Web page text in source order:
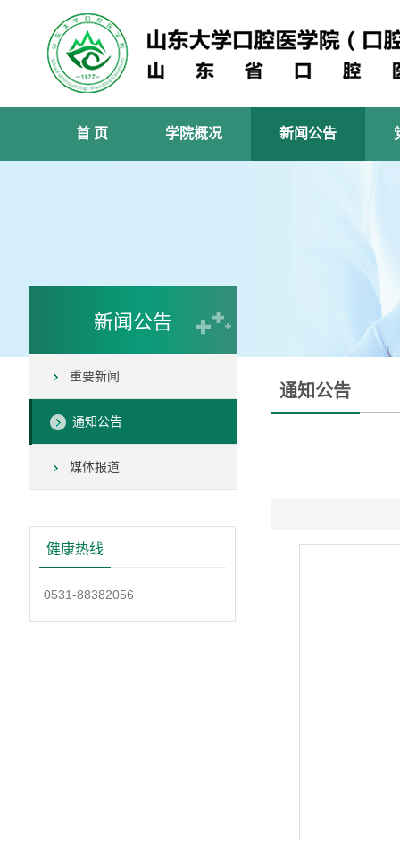
首 页 学院概况 新闻公告
新闻公告
重要新闻
通知公告
媒体报道
健康热线
0531-88382056
通知公告